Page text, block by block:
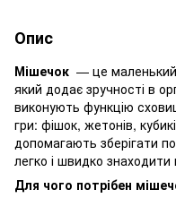
Опис
Мішечок — це
який додає зручності в
виконують функцію
гри: фішок, жетонів,
допомагають зберігати
легко і швидко знаходити
Для чого потрібен